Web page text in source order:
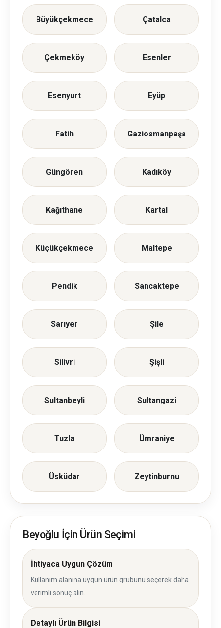
Büyükçekmece Çatalca
Çekmeköy Esenler
Esenyurt Eyüp
Fatih Gaziosmanpaşa
Güngören Kadıköy
Kağıthane Kartal
Küçükçekmece Maltepe
Pendik Sancaktepe
Sarıyer Şile
Silivri Şişli
Sultanbeyli Sultangazi
Tuzla Ümraniye
Üsküdar Zeytinburnu
Beyoğlu İçin Ürün Seçimi
İhtiyaca Uygun Çözüm
Kullanım alanına uygun ürün grubunu seçerek daha
verimli sonuç alın.
Detaylı Ürün Bilgisi